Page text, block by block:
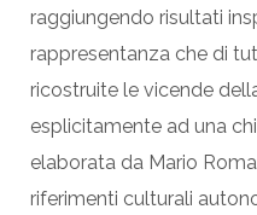
raggiungendo risultati
rappresentanza che di
ricostruite le vicende
esplicitamente ad una
elaborata da Mario
riferimenti culturali